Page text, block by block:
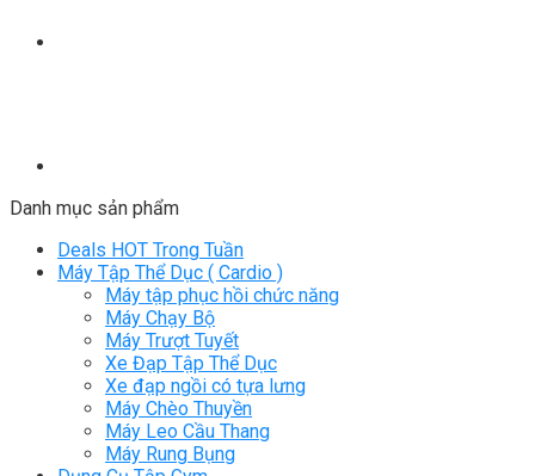
Danh mục sản phẩm
Deals HOT Trong Tuần
Máy Tập Thể Dục ( Cardio )
Máy tập phục hồi chức năng
Máy Chạy Bộ
Máy Trượt Tuyết
Xe Đạp Tập Thể Dục
Xe đạp ngồi có tựa lưng
Máy Chèo Thuyền
Máy Leo Cầu Thang
Máy Rung Bụng